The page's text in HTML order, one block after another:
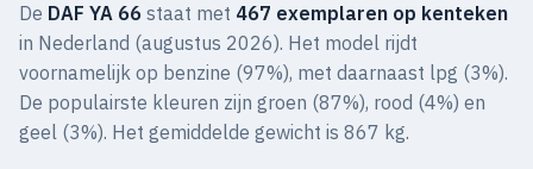
De DAF YA 66 staat met 467 exemplaren op kenteken
in Nederland (augustus 2026). Het model rijdt
voornamelijk op benzine (97%), met daarnaast lpg (3%).
De populairste kleuren zijn groen (87%), rood (4%) en
geel (3%). Het gemiddelde gewicht is 867 kg.